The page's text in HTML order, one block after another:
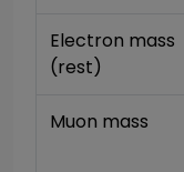
Electron mass
(rest)
Muon mass